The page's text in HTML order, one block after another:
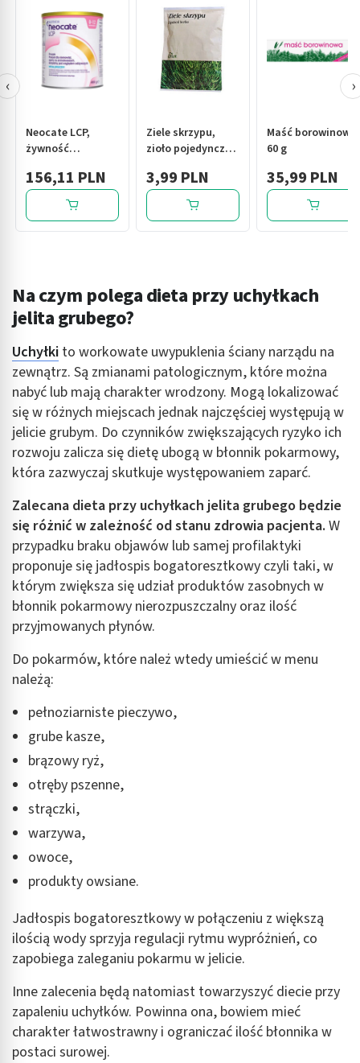
Neocate LCP,
żywność
przeznaczenia
medycznego,
dieta
hipoalergiczna,
156,11 PLN
Ziele skrzypu,
zioło pojedyncze,
3,99 PLN
Maść borowinowa,
60 g
35,99 PLN
‹ ›
Na czym polega dieta przy uchyłkach
jelita grubego?
Uchyłki to workowate uwypuklenia ściany narządu na
zewnątrz. Są zmianami patologicznym, które można
nabyć lub mają charakter wrodzony. Mogą lokalizować
się w różnych miejscach jednak najczęściej występują w
jelicie grubym. Do czynników zwiększających ryzyko ich
rozwoju zalicza się dietę ubogą w błonnik pokarmowy,
która zazwyczaj skutkuje występowaniem zaparć.
Zalecana dieta przy uchyłkach jelita grubego będzie
się różnić w zależność od stanu zdrowia pacjenta.W
przypadku braku objawów lub samej profilaktyki
proponuje się jadłospis bogatoresztkowy czyli taki, w
którym zwiększa się udział produktów zasobnych w
błonnik pokarmowy nierozpuszczalny oraz ilość
przyjmowanych płynów.
Do pokarmów, które należ wtedy umieścić w menu
należą:
pełnoziarniste pieczywo,
grube kasze,
brązowy ryż,
otręby pszenne,
strączki,
warzywa,
owoce,
produkty owsiane.
Jadłospis bogatoresztkowy w połączeniu z większą
ilością wody sprzyja regulacji rytmu wypróżnień, co
zapobiega zaleganiu pokarmu w jelicie.
Inne zalecenia będą natomiast towarzyszyć diecie przy
zapaleniu uchyłków. Powinna ona, bowiem mieć
charakter łatwostrawny i ograniczać ilość błonnika w
postaci surowej.